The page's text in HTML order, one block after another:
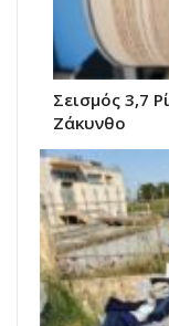
Σεισμός 3,7
Ζάκυνθο